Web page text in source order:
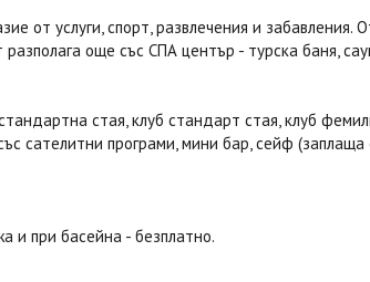
от услуги, спорт, развлечения и забавления.
още със СПА център - турска баня,
стая, клуб стандарт стая, клуб
сателитни програми, мини бар, сейф
и при басейна - безплатно.